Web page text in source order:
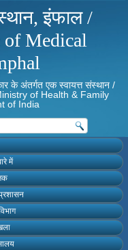
इंफाल /
Medical
के अंतर्गत एक स्वायत्त संस्थान /
of Health & Family
of India
में